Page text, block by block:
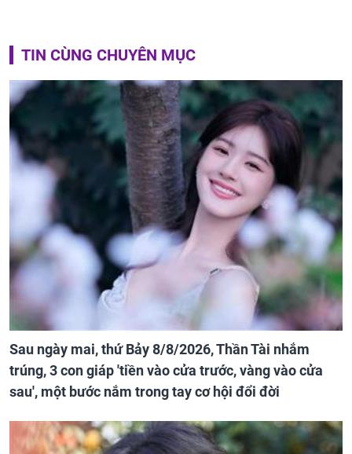
TIN CÙNG CHUYÊN MỤC
Sau ngày mai, thứ Bảy 8/8/2026, Thần Tài nhắm
trúng, 3 con giáp 'tiền vào cửa trước, vàng vào cửa
sau', một bước nắm trong tay cơ hội đổi đời